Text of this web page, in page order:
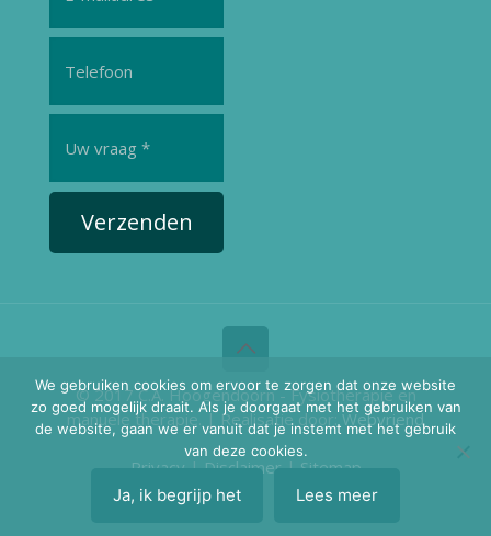
Verzenden
© 2017 C.A. Hoogendoorn - Fysiotherapie en
manuele therapie. | Realisatie door:Webvriend
|
Privacy| Disclaimer| Sitemap
We gebruiken cookies om ervoor te zorgen dat onze website
zo goed mogelijk draait. Als je doorgaat met het gebruiken van
de website, gaan we er vanuit dat je instemt met het gebruik
van deze cookies.
Ja, ik begrijp het Lees meer